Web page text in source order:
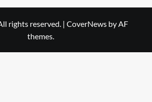
rights reserved. | CoverNews by AF
themes.